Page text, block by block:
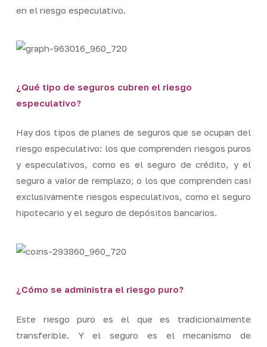
en el riesgo especulativo.
¿Qué tipo de seguros cubren el riesgo
especulativo?
Hay dos tipos de planes de seguros que se ocupan del
riesgo especulativo: los que comprenden riesgos puros
y especulativos, como es el seguro de crédito, y el
seguro a valor de remplazo; o los que comprenden casi
exclusivamente riesgos especulativos, como el seguro
hipotecario y el seguro de depósitos bancarios.
¿Cómo se administra el riesgo puro?
Este riesgo puro es el que es tradicionalmente
transferible. Y el seguro es el mecanismo de